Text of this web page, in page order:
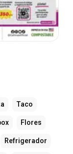
Taco
Flores
Refrigerador